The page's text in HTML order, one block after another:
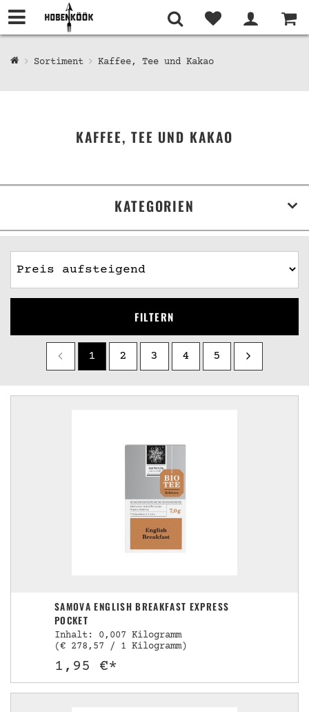
Sortiment Kaffee, Tee und Kakao
KAFFEE, TEE UND KAKAO
KATEGORIEN
FILTERN
1 2 3 4 5
SAMOVA ENGLISH BREAKFAST EXPRESS
POCKET
Inhalt: 0,007 Kilogramm
(€ 278,57 / 1 Kilogramm)
1,95 €*